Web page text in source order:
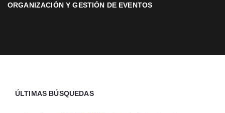
ORGANIZACIÓN Y GESTIÓN DE EVENTOS
ÚLTIMAS BÚSQUEDAS